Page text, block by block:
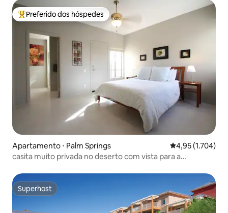
Entre os melhores preferidos dos hóspedes
Preferido dos hóspedes
Apartamento ⋅ Palm Springs 4,95 de uma
4,95 (1.704)
casita muito privada no deserto com vista para a
Superhost
Superhost